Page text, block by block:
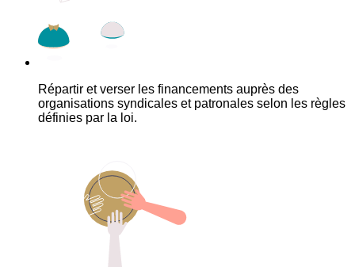
Répartir et verser les financements auprès des
organisations syndicales et patronales selon les règles
définies par la loi.